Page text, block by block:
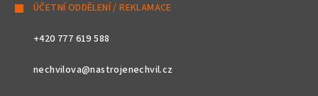
ÚČETNÍ ODDĚLENÍ / REKLAMACE
+420 777 619 588
nechvilova@nastrojenechvil.cz